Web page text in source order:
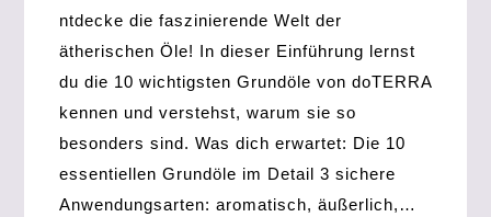
ntdecke die faszinierende Welt der
ätherischen Öle! In dieser Einführung lernst
du die 10 wichtigsten Grundöle von doTERRA
kennen und verstehst, warum sie so
besonders sind. Was dich erwartet: Die 10
essentiellen Grundöle im Detail 3 sichere
Anwendungsarten: aromatisch, äußerlich,…